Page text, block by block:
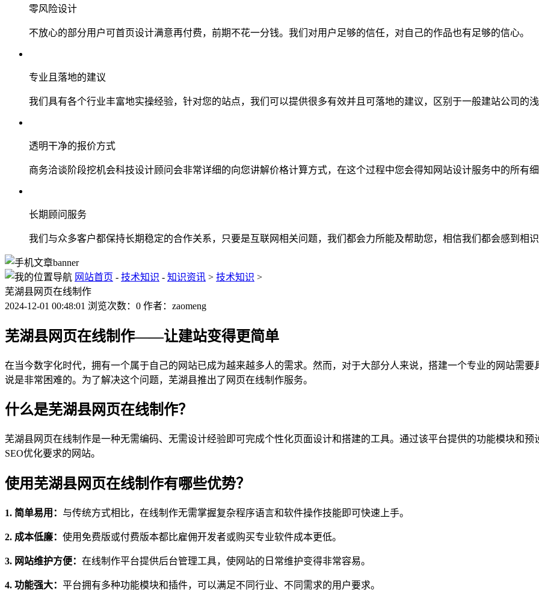
零风险设计
不放心的部分用户可首页设计满意再付费，前期不花一分钱。我们对用户足够的信任，对自己的作品也有足够的信心。
专业且落地的建议
我们具有各个行业丰富地实操经验，针对您的站点，我们可以提供很多有效并且可落地的建议，区别于一般建站公司的
透明干净的报价方式
商务洽谈阶段挖机会科技设计顾问会非常详细的向您讲解价格计算方式，在这个过程中您会得知网站设计服务中的所有
长期顾问服务
我们与众多客户都保持长期稳定的合作关系，只要是互联网相关问题，我们都会力所能及帮助您，相信我们都会感到相
网站首页 - 技术知识 - 知识资讯 > 技术知识 >
芜湖县网页在线制作
2024-12-01 00:48:01 浏览次数：0 作者：zaomeng
芜湖县网页在线制作——让建站变得更简单
在当今数字化时代，拥有一个属于自己的网站已成为越来越多人的需求。然而，对于大部分人来说，搭建一个专业的网站需
说是非常困难的。为了解决这个问题，芜湖县推出了网页在线制作服务。
什么是芜湖县网页在线制作？
芜湖县网页在线制作是一种无需编码、无需设计经验即可完成个性化页面设计和搭建的工具。通过该平台提供的功能模块和
SEO优化要求的网站。
使用芜湖县网页在线制作有哪些优势？
1. 简单易用： 与传统方式相比，在线制作无需掌握复杂程序语言和软件操作技能即可快速上手。
2. 成本低廉： 使用免费版或付费版本都比雇佣开发者或购买专业软件成本更低。
3. 网站维护方便： 在线制作平台提供后台管理工具，使网站的日常维护变得非常容易。
4. 功能强大： 平台拥有多种功能模块和插件，可以满足不同行业、不同需求的用户要求。